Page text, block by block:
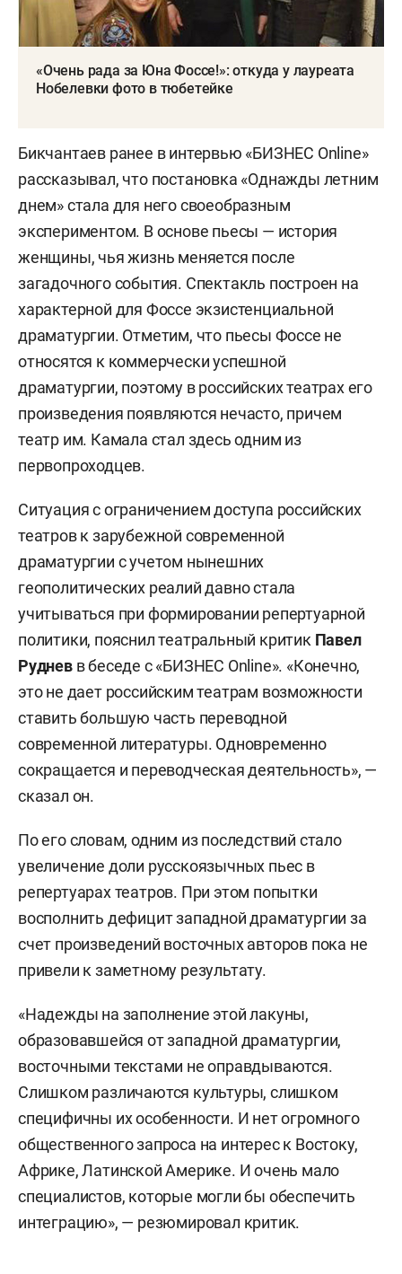
«Очень рада за Юна Фоссе!»: откуда у лауреата
Нобелевки фото в тюбетейке
Бикчантаев ранее в интервью «БИЗНЕС Online»
рассказывал, что постановка «Однажды летним
днем» стала для него своеобразным
экспериментом. В основе пьесы — история
женщины, чья жизнь меняется после
загадочного события. Спектакль построен на
характерной для Фоссе экзистенциальной
драматургии. Отметим, что пьесы Фоссе не
относятся к коммерчески успешной
драматургии, поэтому в российских театрах его
произведения появляются нечасто, причем
театр им. Камала стал здесь одним из
первопроходцев.
Ситуация с ограничением доступа российских
театров к зарубежной современной
драматургии с учетом нынешних
геополитических реалий давно стала
учитываться при формировании репертуарной
политики, пояснил театральный критик Павел
Руднев в беседе с «БИЗНЕС Online». «Конечно,
это не дает российским театрам возможности
ставить большую часть переводной
современной литературы. Одновременно
сокращается и переводческая деятельность», —
сказал он.
По его словам, одним из последствий стало
увеличение доли русскоязычных пьес в
репертуарах театров. При этом попытки
восполнить дефицит западной драматургии за
счет произведений восточных авторов пока не
привели к заметному результату.
«Надежды на заполнение этой лакуны,
образовавшейся от западной драматургии,
восточными текстами не оправдываются.
Слишком различаются культуры, слишком
специфичны их особенности. И нет огромного
общественного запроса на интерес к Востоку,
Африке, Латинской Америке. И очень мало
специалистов, которые могли бы обеспечить
интеграцию», — резюмировал критик.